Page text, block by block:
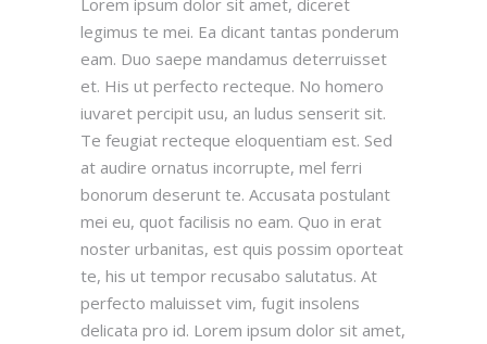
Lorem ipsum dolor sit amet, diceret
legimus te mei. Ea dicant tantas ponderum
eam. Duo saepe mandamus deterruisset
et. His ut perfecto recteque. No homero
iuvaret percipit usu, an ludus senserit sit.
Te feugiat recteque eloquentiam est. Sed
at audire ornatus incorrupte, mel ferri
bonorum deserunt te. Accusata postulant
mei eu, quot facilisis no eam. Quo in erat
noster urbanitas, est quis possim oporteat
te, his ut tempor recusabo salutatus. At
perfecto maluisset vim, fugit insolens
delicata pro id. Lorem ipsum dolor sit amet,